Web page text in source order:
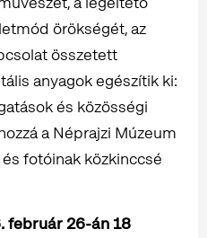
örökségét, az
összetett
anyagok egészítik ki:
és közösségi
a Néprajzi Múzeum
fotóinak közkinccsé
február 26-án 18